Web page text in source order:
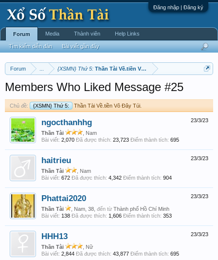
Đăng nhập | Đăng ký
Forum {XSMN} Thứ 5: Thần Tài Về.tiền Vô Đây Túi.
Members Who Liked Message #25
Chủ đề: {XSMN} Thứ 5: Thần Tài Về.tiền Vô Đây Túi.
23/3/23
ngocthanhhg
Thần Tài
, Nam
Bài viết: 2,070 Đã được thích: 23,723 Điểm thành tích: 695
23/3/23
haitrieu
Thần Tài
, Nam
Bài viết: 672 Đã được thích: 4,342 Điểm thành tích: 904
23/3/23
Phattai2020
Thần Tài , Nam, 38, đến từ Thành phố Hồ Chí Minh
Bài viết: 138 Đã được thích: 1,606 Điểm thành tích: 353
23/3/23
HHH13
Thần Tài
, Nữ
Bài viết: 2,844 Đã được thích: 43,877 Điểm thành tích: 695
Forum
Tìm kiếm diễn đàn Bài viết gần đây
Media Thành viên Help Links